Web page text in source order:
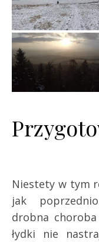
Niestety w tym
jak
drobna
łydki nie